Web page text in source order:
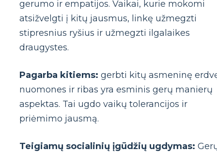
gerumo ir empatijos. Vaikai, kurie mokomi
atsižvelgti į kitų jausmus, linkę užmegzti
stipresnius ryšius ir užmegzti ilgalaikes
draugystes.
Pagarba kitiems: gerbti kitų asmeninę
nuomones ir ribas yra esminis gerų manierų
aspektas. Tai ugdo vaikų tolerancijos ir
priėmimo jausmą.
Teigiamų socialinių įgūdžių ugdymas: